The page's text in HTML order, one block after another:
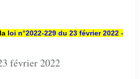
loi n°2022-229 du 23 février 2022 -
février 2022